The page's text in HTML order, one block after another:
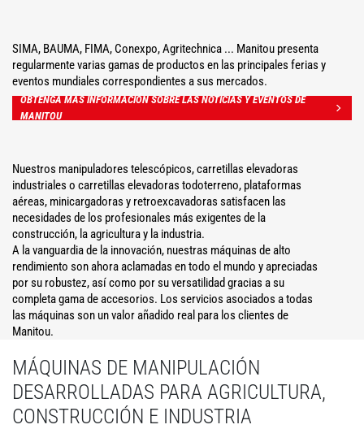
SIMA, BAUMA, FIMA, Conexpo, Agritechnica ... Manitou presenta
regularmente varias gamas de productos en las principales ferias y
eventos mundiales correspondientes a sus mercados.
OBTENGA MÁS INFORMACIÓN SOBRE LAS NOTICIAS Y EVENTOS DE
MANITOU
Nuestros manipuladores telescópicos, carretillas elevadoras
industriales o carretillas elevadoras todoterreno, plataformas
aéreas, minicargadoras y retroexcavadoras satisfacen las
necesidades de los profesionales más exigentes de la
construcción, la agricultura y la industria.
A la vanguardia de la innovación, nuestras máquinas de alto
rendimiento son ahora aclamadas en todo el mundo y apreciadas
por su robustez, así como por su versatilidad gracias a su
completa gama de accesorios. Los servicios asociados a todas
las máquinas son un valor añadido real para los clientes de
Manitou.
MÁQUINAS DE MANIPULACIÓN
DESARROLLADAS PARA AGRICULTURA,
CONSTRUCCIÓN E INDUSTRIA